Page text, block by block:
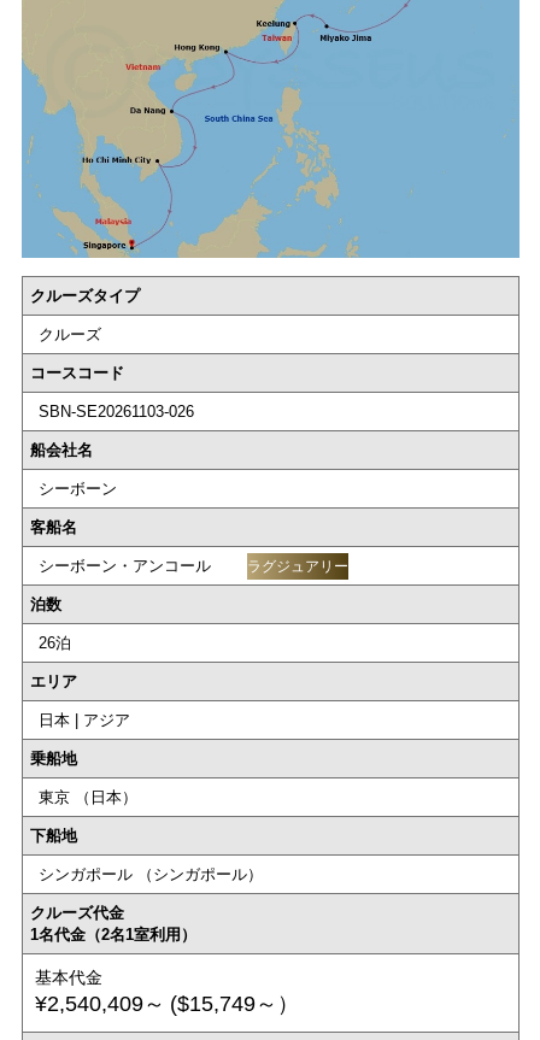
クルーズタイプ
クルーズ
コースコード
SBN-SE20261103-026
船会社名
シーボーン
客船名
シーボーン・アンコール ラグジュアリー
泊数
26泊
エリア
日本 | アジア
乗船地
東京 （日本）
下船地
シンガポール （シンガポール）
クルーズ代金
1名代金（2名1室利用）
基本代金
¥2,540,409～ ($15,749～）